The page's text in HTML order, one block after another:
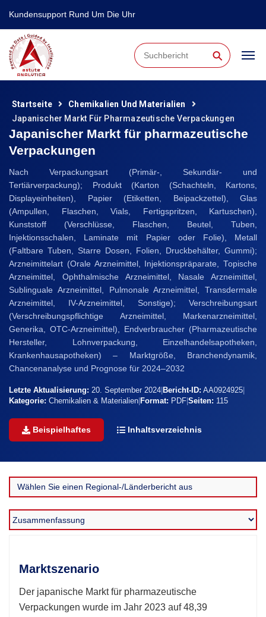
Kundensupport Rund Um Die Uhr
⚲
Startseite
Chemikalien Und Materialien
Japanischer Markt Für Pharmazeutische Verpackungen
Japanischer Markt für pharmazeutische
Verpackungen
Nach Verpackungsart (Primär-, Sekundär- und
Tertiärverpackung); Produkt (Karton (Schachteln, Kartons,
Displayeinheiten), Papier (Etiketten, Beipackzettel), Glas
(Ampullen, Flaschen, Vials, Fertigspritzen, Kartuschen),
Kunststoff (Verschlüsse, Flaschen, Beutel, Tuben,
Injektionsschalen, Laminate mit Papier oder Folie), Metall
(Faltbare Tuben, Starre Dosen, Folien, Druckbehälter, Gummi);
Arzneimittelart (Orale Arzneimittel, Injektionspräparate, Topische
Arzneimittel, Ophthalmische Arzneimittel, Nasale Arzneimittel,
Sublinguale Arzneimittel, Pulmonale Arzneimittel, Transdermale
Arzneimittel, IV-Arzneimittel, Sonstige); Verschreibungsart
(Verschreibungspflichtige Arzneimittel, Markenarzneimittel,
Generika, OTC-Arzneimittel), Endverbraucher (Pharmazeutische
Hersteller, Lohnverpackung, Einzelhandelsapotheken,
Krankenhausapotheken) – Marktgröße, Branchendynamik,
Chancenanalyse und Prognose für 2024–2032
Letzte Aktualisierung: 20. September 2024 Bericht-ID: AA0924925
Kategorie: Chemikalien & Materialien Format: PDF Seiten: 115
Beispielhaftes Inhaltsverzeichnis
Marktszenario
Der japanische Markt für pharmazeutische
Verpackungen wurde im Jahr 2023 auf 48,39